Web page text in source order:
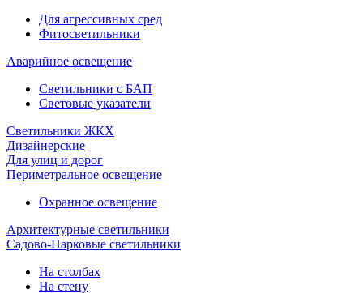
Для агрессивных сред
Фитосветильники
Аварийное освещение
Светильники с БАП
Световые указатели
Светильники ЖКХ
Дизайнерские
Для улиц и дорог
Периметральное освещение
Охранное освещение
Архитектурные светильники
Садово-Парковые светильники
На столбах
На стену